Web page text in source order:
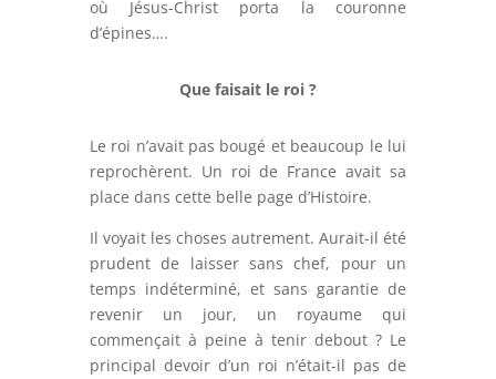
où Jésus-Christ porta la couronne
d’épines….
Que faisait le roi ?
Le roi n’avait pas bougé et beaucoup le lui
reprochèrent. Un roi de France avait sa
place dans cette belle page d’Histoire.
Il voyait les choses autrement. Aurait-il été
prudent de laisser sans chef, pour un
temps indéterminé, et sans garantie de
revenir un jour, un royaume qui
commençait à peine à tenir debout ? Le
principal devoir d’un roi n’était-il pas de